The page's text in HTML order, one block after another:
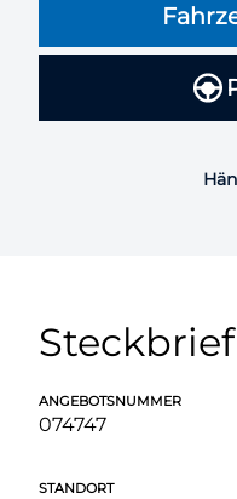
Steckbrief
ANGEBOTSNUMMER
074747
STANDORT